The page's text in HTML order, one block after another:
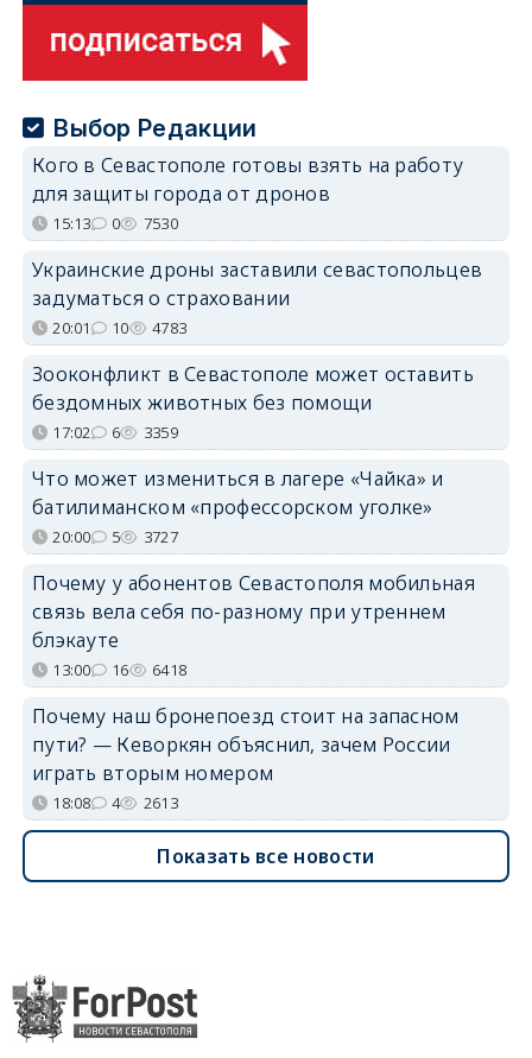
Выбор Редакции
Кого в Севастополе готовы взять на работу
для защиты города от дронов
15:13 0 7530
Украинские дроны заставили севастопольцев
задуматься о страховании
20:01 10 4783
Зооконфликт в Севастополе может оставить
бездомных животных без помощи
17:02 6 3359
Что может измениться в лагере «Чайка» и
батилиманском «профессорском уголке»
20:00 5 3727
Почему у абонентов Севастополя мобильная
связь вела себя по-разному при утреннем
блэкауте
13:00 16 6418
Почему наш бронепоезд стоит на запасном
пути? — Кеворкян объяснил, зачем России
играть вторым номером
18:08 4 2613
Показать все новости